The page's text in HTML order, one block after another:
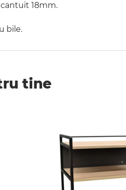
18mm.
bile.
tine